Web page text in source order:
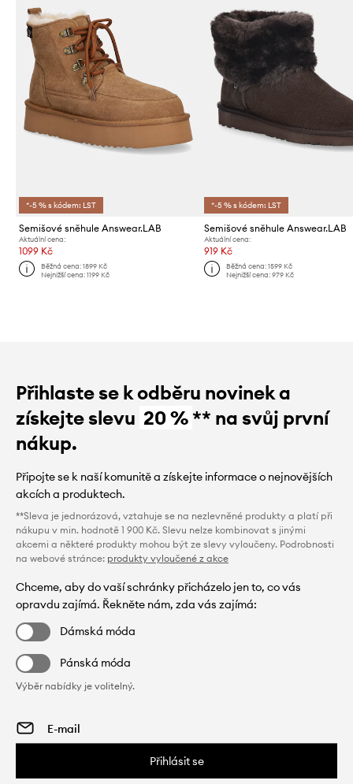
*-5 % s kódem: LST
Semišové sněhule Answear.LAB
Aktuální cena:
1099 Kč
Běžná cena:1899 Kč
Nejnižší cena:1199 Kč
*-5 % s kódem: LST
Semišové sněhule Answear.LAB
Aktuální cena:
919 Kč
Běžná cena: 1599 Kč
Nejnižší cena: 979 Kč
Přihlaste se k odběru novinek a
získejte slevu 20 %** na svůj první
nákup.
Připojte se k naší komunitě a získejte informace o nejnovějších
akcích a produktech.
**Sleva je jednorázová, vztahuje se na nezlevněné produkty a platí při
nákupu v min. hodnotě 1 900 Kč. Slevu nelze kombinovat s jinými
akcemi a některé produkty mohou být ze slevy vyloučeny. Podrobnosti
na webové stránce: produkty vyloučené z akce
Chceme, aby do vaší schránky přicházelo jen to, co vás
opravdu zajímá. Řekněte nám, zda vás zajímá:
Dámská móda
Pánská móda
Výběr nabídky je volitelný.
Přihlásit se